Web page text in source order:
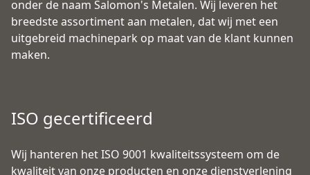
onder de naam Salomon's Metalen. Wij leveren het
breedste assortiment aan metalen, dat wij met een
uitgebreid machinepark op maat van de klant kunnen
maken.
ISO gecertificeerd
Wij hanteren het ISO 9001 kwaliteitssysteem om de
kwaliteit van onze producten en onze dienstverlening